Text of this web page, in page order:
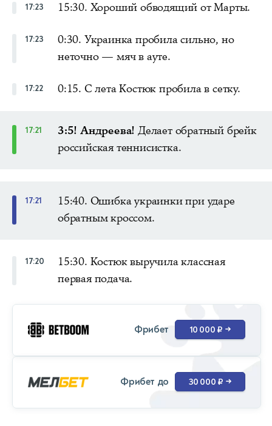
17:23 15:30. Хороший обводящий от Марты.
17:23
0:30. Украинка пробила сильно, но
неточно — мяч в ауте.
17:22 0:15. С лета Костюк пробила в сетку.
17:21 3:5! Андреева! Делает обратный брейк
российская теннисистка.
17:21
15:40. Ошибка украинки при ударе
обратным кроссом.
17:20
15:30. Костюк выручила классная
первая подача.
Фрибет 10 000 ₽ →
Фрибет до 30 000 ₽ →